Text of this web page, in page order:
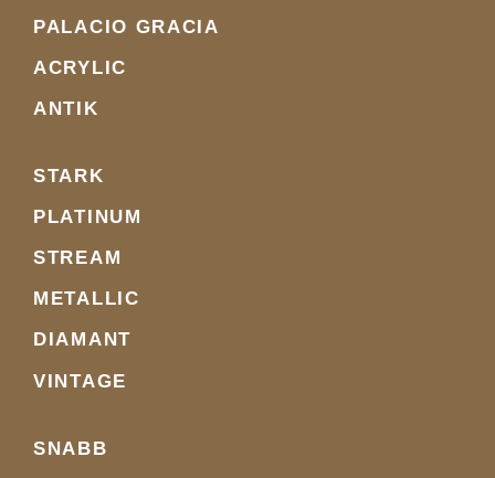
PALACIO GRACIA
ACRYLIC
ANTIK
STARK
PLATINUM
STREAM
METALLIC
DIAMANT
VINTAGE
SNABB